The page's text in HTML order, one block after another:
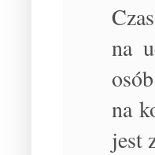
na
na
jest